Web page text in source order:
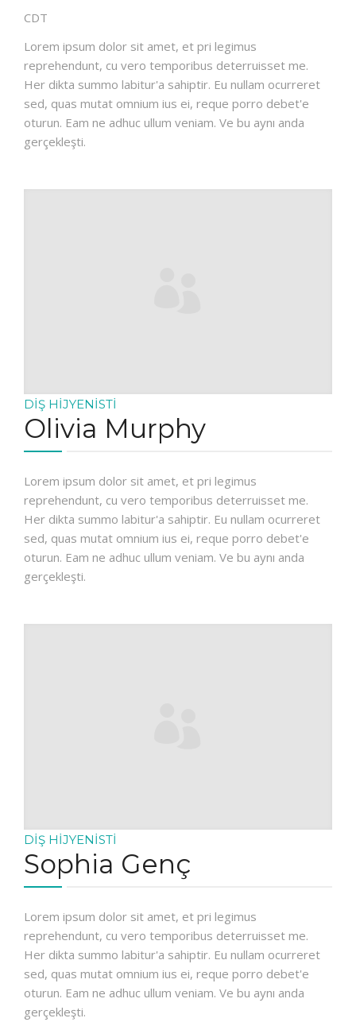
CDT
Lorem ipsum dolor sit amet, et pri legimus
reprehendunt, cu vero temporibus deterruisset me.
Her dikta summo labitur'a sahiptir. Eu nullam ocurreret
sed, quas mutat omnium ius ei, reque porro debet'e
oturun. Eam ne adhuc ullum veniam. Ve bu aynı anda
gerçekleşti.
DIŞ HIJYENISTI
Olivia Murphy
Lorem ipsum dolor sit amet, et pri legimus
reprehendunt, cu vero temporibus deterruisset me.
Her dikta summo labitur'a sahiptir. Eu nullam ocurreret
sed, quas mutat omnium ius ei, reque porro debet'e
oturun. Eam ne adhuc ullum veniam. Ve bu aynı anda
gerçekleşti.
DIŞ HIJYENISTI
Sophia Genç
Lorem ipsum dolor sit amet, et pri legimus
reprehendunt, cu vero temporibus deterruisset me.
Her dikta summo labitur'a sahiptir. Eu nullam ocurreret
sed, quas mutat omnium ius ei, reque porro debet'e
oturun. Eam ne adhuc ullum veniam. Ve bu aynı anda
gerçekleşti.